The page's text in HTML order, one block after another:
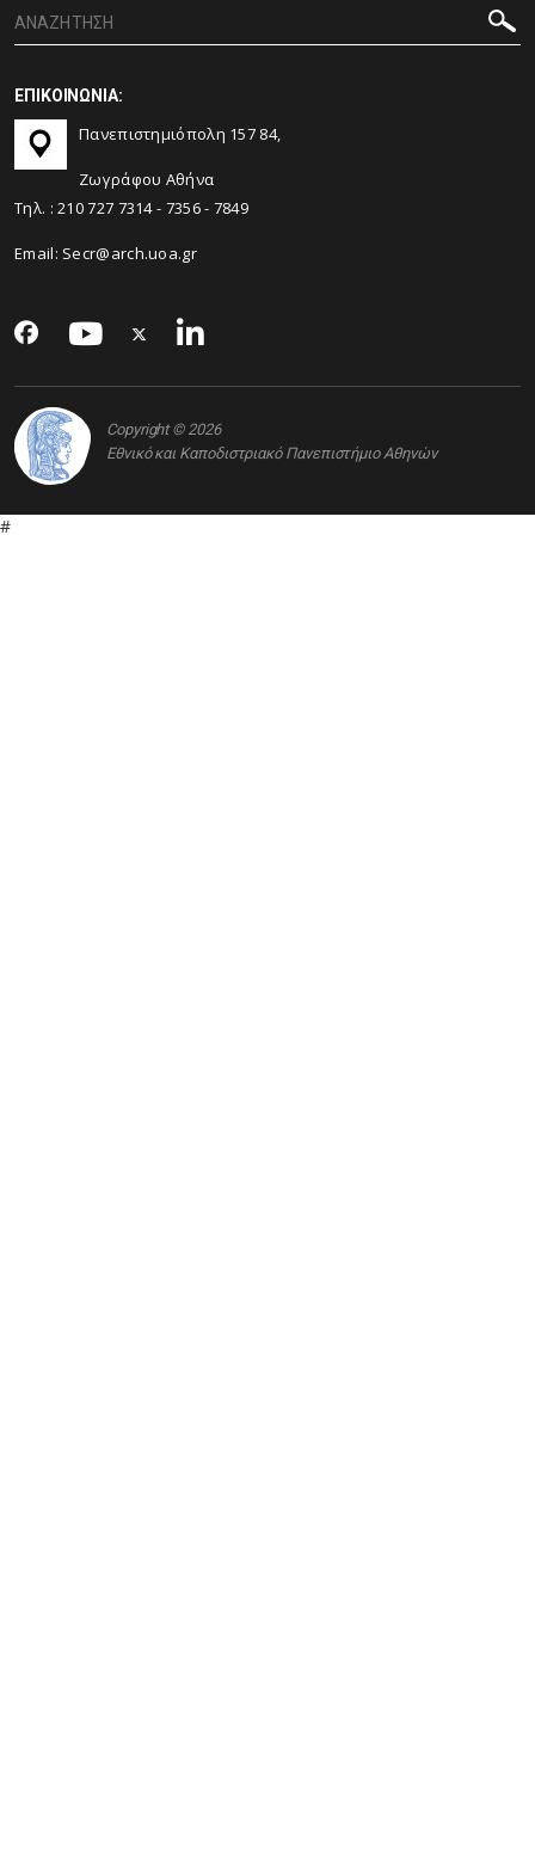
ΕΠΙΚΟΙΝΩΝΙΑ:
Πανεπιστημιόπολη 157 84,
Ζωγράφου Αθήνα
Τηλ. :210 727 7314- 7356- 7849
Email: Secr@arch.uoa.gr
Copyright © 2026
Εθνικό και Καποδιστριακό Πανεπιστήμιο Αθηνών
#